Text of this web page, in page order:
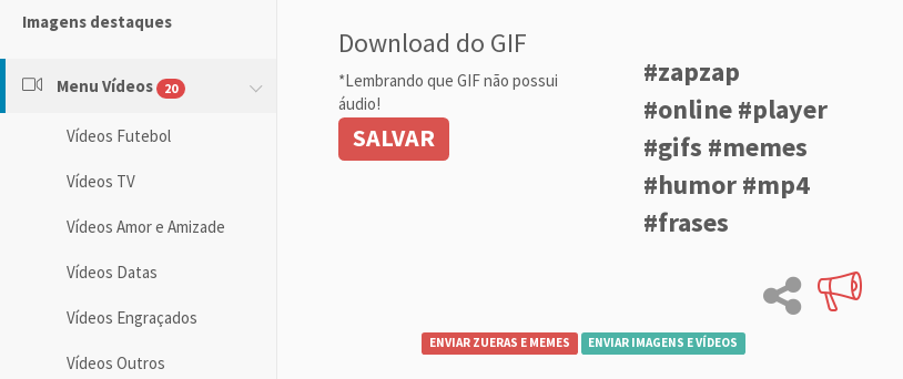
Imagens destaques
Menu Vídeos 20
Vídeos Futebol
Vídeos TV
Vídeos Amor e Amizade
Vídeos Datas
Vídeos Engraçados
Vídeos Outros
Download do GIF
*Lembrando que GIF não possui
áudio!
SALVAR
#zapzap
#online #player
#gifs #memes
#humor #mp4
#frases
ENVIAR ZUERAS E MEMES ENVIAR IMAGENS E VÍDEOS